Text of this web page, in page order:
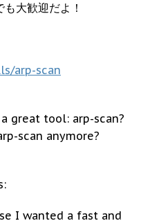
大歓迎だよ！
arp-scan
great tool: arp-scan?
scan anymore?
I wanted a fast and